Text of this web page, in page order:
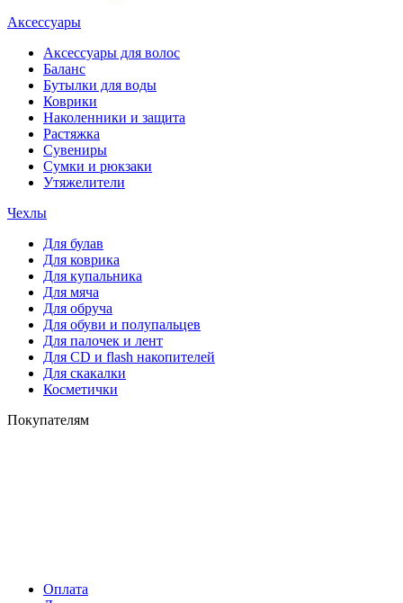
Аксессуары
Аксессуары для волос
Баланс
Бутылки для воды
Коврики
Наколенники и защита
Растяжка
Сувениры
Сумки и рюкзаки
Утяжелители
Чехлы
Для булав
Для коврика
Для купальника
Для мяча
Для обруча
Для обуви и полупальцев
Для палочек и лент
Для СD и flash накопителей
Для скакалки
Косметички
Покупателям
Оплата